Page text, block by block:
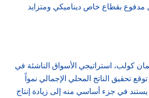
مدفوع بقطاع خاص ديناميكي ومتزايد
ﻛﻮﻟﺐ، استراتيجي الأسواق الناشئة في
تحقيق الناتج المحلي الإجمالي نمواً
يستند في جزء أساسي منه إلى زيادة إنتاج